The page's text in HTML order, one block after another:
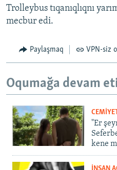
Trolleybus tıqanıqlıqnı
mecbur edi.
Paylaşmaq VPN-siz
Oqumağa devam
"Er
kene